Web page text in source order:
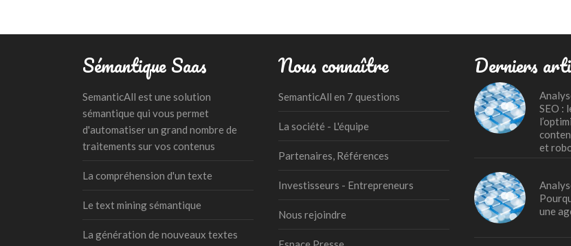
Sémantique Saas
SemanticAll est une solution
sémantique qui vous permet
d'automatiser un grand nombre de
traitements sur vos contenus
La compréhension d'un texte
Le text mining sémantique
La génération de nouveaux textes
Nous connaître
SemanticAll en 7 questions
La société - L'équipe
Partenaires, Références
Investisseurs - Entrepreneurs
Nous rejoindre
Derniers
SEO :
et
une